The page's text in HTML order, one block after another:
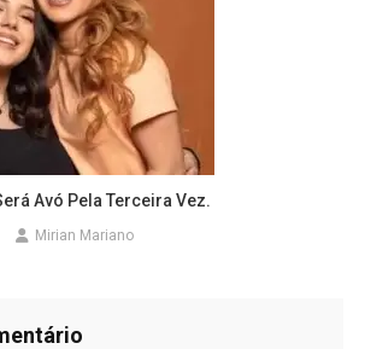
Avó Pela Terceira Vez.
Mirian Mariano